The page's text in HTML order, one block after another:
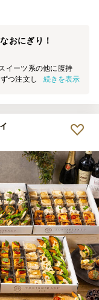
おにぎり！
イーツ系の他に腹持
つ注文しました。 個
す。 また機会があり
続きを表示